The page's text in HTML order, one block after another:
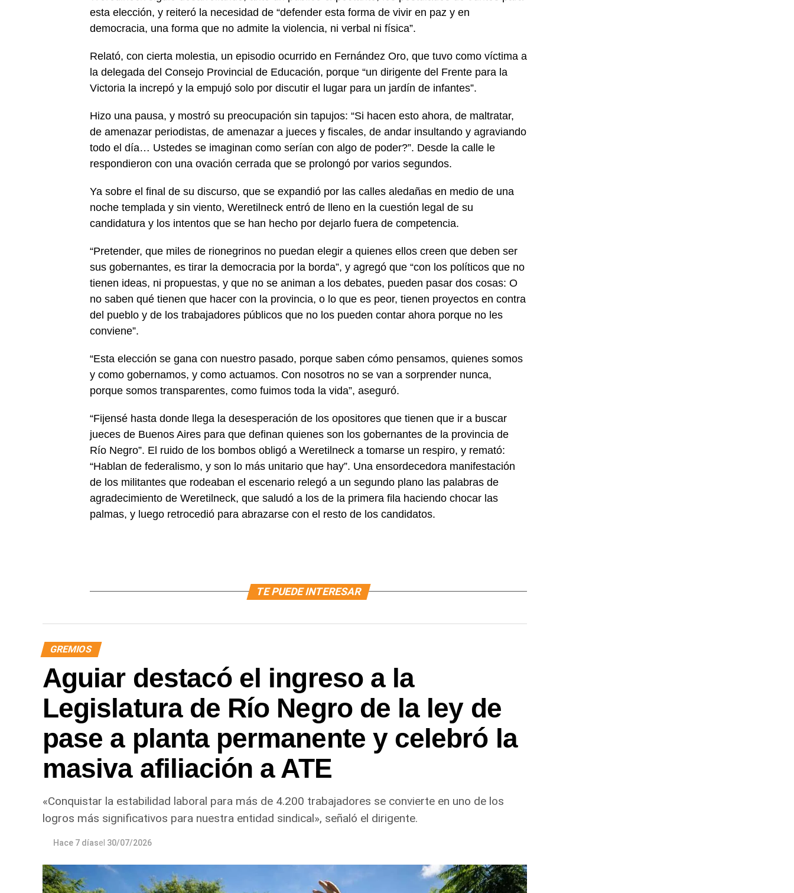
esta elección, y reiteró la necesidad de “defender esta forma de vivir en paz y en
democracia, una forma que no admite la violencia, ni verbal ni física”.
Relató, con cierta molestia, un episodio ocurrido en Fernández Oro, que tuvo como víctima a
la delegada del Consejo Provincial de Educación, porque “un dirigente del Frente para la
Victoria la increpó y la empujó solo por discutir el lugar para un jardín de infantes”.
Hizo una pausa, y mostró su preocupación sin tapujos: “Si hacen esto ahora, de maltratar,
de amenazar periodistas, de amenazar a jueces y fiscales, de andar insultando y agraviando
todo el día… Ustedes se imaginan como serían con algo de poder?”. Desde la calle le
respondieron con una ovación cerrada que se prolongó por varios segundos.
Ya sobre el final de su discurso, que se expandió por las calles aledañas en medio de una
noche templada y sin viento, Weretilneck entró de lleno en la cuestión legal de su
candidatura y los intentos que se han hecho por dejarlo fuera de competencia.
“Pretender, que miles de rionegrinos no puedan elegir a quienes ellos creen que deben ser
sus gobernantes, es tirar la democracia por la borda”, y agregó que “con los políticos que no
tienen ideas, ni propuestas, y que no se animan a los debates, pueden pasar dos cosas: O
no saben qué tienen que hacer con la provincia, o lo que es peor, tienen proyectos en contra
del pueblo y de los trabajadores públicos que no los pueden contar ahora porque no les
conviene”.
“Esta elección se gana con nuestro pasado, porque saben cómo pensamos, quienes somos
y como gobernamos, y como actuamos. Con nosotros no se van a sorprender nunca,
porque somos transparentes, como fuimos toda la vida”, aseguró.
“Fijensé hasta donde llega la desesperación de los opositores que tienen que ir a buscar
jueces de Buenos Aires para que definan quienes son los gobernantes de la provincia de
Río Negro”. El ruido de los bombos obligó a Weretilneck a tomarse un respiro, y remató:
“Hablan de federalismo, y son lo más unitario que hay”. Una ensordecedora manifestación
de los militantes que rodeaban el escenario relegó a un segundo plano las palabras de
agradecimiento de Weretilneck, que saludó a los de la primera fila haciendo chocar las
palmas, y luego retrocedió para abrazarse con el resto de los candidatos.
TE PUEDE INTERESAR
GREMIOS
Aguiar destacó el ingreso a la
Legislatura de Río Negro de la ley de
pase a planta permanente y celebró la
masiva afiliación a ATE
«Conquistar la estabilidad laboral para más de 4.200 trabajadores se convierte en uno de los
logros más significativos para nuestra entidad sindical», señaló el dirigente.
Hace 7 díasel 30/07/2026